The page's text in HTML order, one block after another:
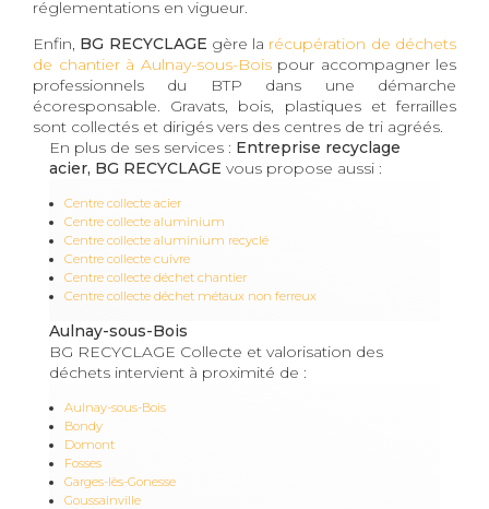
réglementations en vigueur.
Enfin, BG RECYCLAGE gère la récupération de déchets
de chantier à Aulnay-sous-Boispour accompagner les
professionnels du BTP dans une démarche
écoresponsable. Gravats, bois, plastiques et ferrailles
sont collectés et dirigés vers des centres de tri agréés.
En plus de ses services : Entreprise recyclage
acier, BG RECYCLAGE vous propose aussi :
Centre collecte acier
Centre collecte aluminium
Centre collecte aluminium recyclé
Centre collecte cuivre
Centre collecte déchet chantier
Centre collecte déchet métaux non ferreux
Aulnay-sous-Bois
BG RECYCLAGE Collecte et valorisation des
déchets intervient à proximité de :
Aulnay-sous-Bois
Bondy
Domont
Fosses
Garges-lès-Gonesse
Goussainville